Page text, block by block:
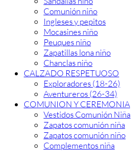
Comunión niño
Ingleses y pepitos
Mocasines niño
Peuques niño
Zapatillas lona niño
Chanclas niño
CALZADO RESPETUOSO
Exploradores (18-26)
Aventureros (26-34)
COMUNION Y CEREMONIA
Vestidos Comunión Niña
Zapatos comunión niña
Zapatos comunión niño
Complementos niña